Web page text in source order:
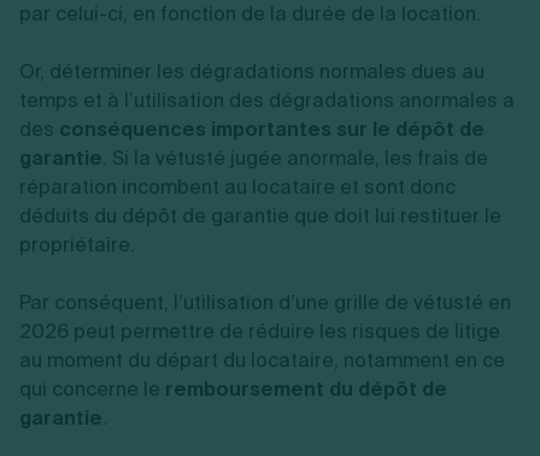
par celui-ci, en fonction de la durée de la location.
Or, déterminer les dégradations normales dues au
temps et à l’utilisation des dégradations anormales a
des conséquences importantes sur le dépôt de
garantie. Si la vétusté jugée anormale, les frais de
réparation incombent au locataire et sont donc
déduits du dépôt de garantie que doit lui restituer le
propriétaire.
Par conséquent, l’utilisation d’une grille de vétusté en
2026 peut permettre de réduire les risques de litige
au moment du départ du locataire, notamment en ce
qui concerne le remboursement du dépôt de
garantie.